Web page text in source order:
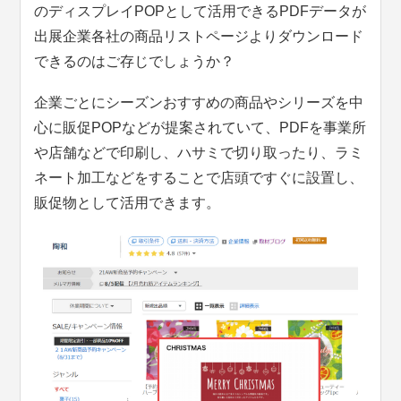
のディスプレイPOPとして活用できるPDFデータが
出展企業各社の商品リストページよりダウンロード
できるのはご存じでしょうか？
企業ごとにシーズンおすすめの商品やシリーズを中
心に販促POPなどが提案されていて、PDFを事業所
や店舗などで印刷し、ハサミで切り取ったり、ラミ
ネート加工などをすることで店頭ですぐに設置し、
販促物として活用できます。